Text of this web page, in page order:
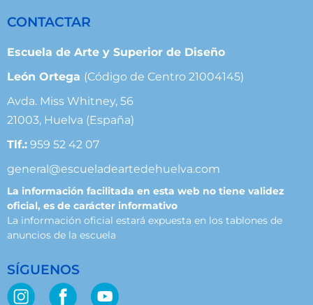
CONTACTAR
Escuela de Arte y Superior de Diseño
León Ortega (Código de Centro 21004145)
Avda. Miss Whitney, 56
21003, Huelva (España)
Tlf.: 959 52 42 07
general@escueladeartedehuelva.com
La información facilitada en esta web no tiene validez
oficial, es de carácter informativo
La información oficial estará expuesta en los tablones de
anuncios de la escuela
SÍGUENOS